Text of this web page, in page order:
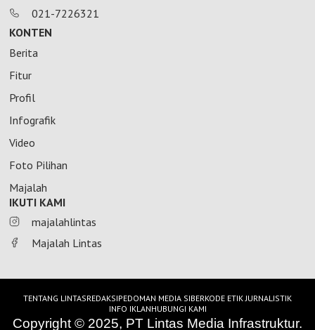
021-7226321
KONTEN
Berita
Fitur
Profil
Infografik
Video
Foto Pilihan
Majalah
IKUTI KAMI
majalahlintas
Majalah Lintas
TENTANG LINTASREDAKSIPEDOMAN MEDIA SIBERKODE ETIK JURNALISTIK
INFO IKLANHUBUNGI KAMI
Copyright © 2025, PT Lintas Media Infrastruktur.